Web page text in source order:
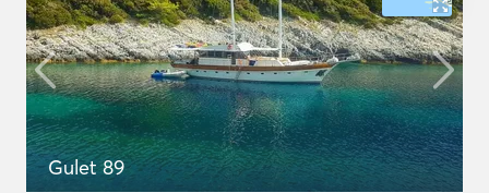
Gulet 89